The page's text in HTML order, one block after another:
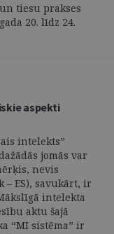
tiesu prakses
20. līdz 24.
aspekti
intelekts”
jomās var
nevis
– ES), savukārt, ir
intelekta
aktu šajā
“MI sistēma” ir